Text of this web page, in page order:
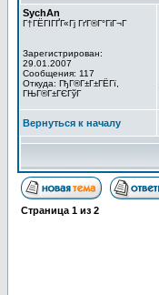
SychAn
Г†ГЁГІГҐГ«Гј ГґГ®Г°ГіГ¬Г
Зарегистрирован:
29.01.2007
Сообщения: 117
Откуда: ГђГ®Г±Г±ГЁГї,
ГЊГ®Г±ГЄГўГ
Вернуться к началу
Страница 1 из 2